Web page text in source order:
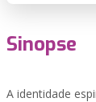
Sinopse
A identidade